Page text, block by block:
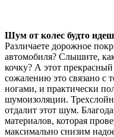
Шум от колес будто
Различаете дорожное
автомобиля? Слышите,
кочку? А этот
сожалению это связано с
ногами, и практически
шумоизоляции.
отдалит этот шум.
материалов, которая
максимально снизим